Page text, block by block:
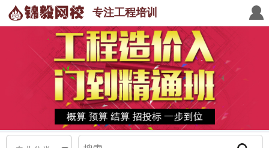
专注工程培训